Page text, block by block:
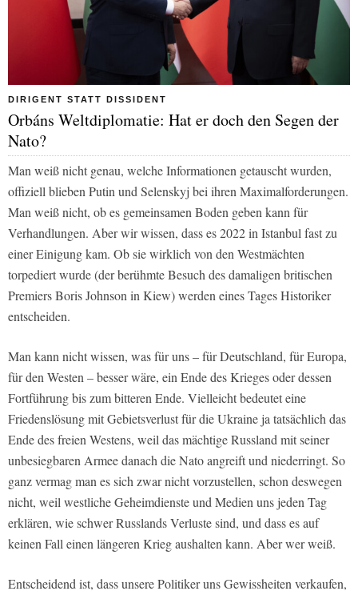
DIRIGENT STATT DISSIDENT
Orbáns Weltdiplomatie: Hat er doch den Segen der
Nato?
Man weiß nicht genau, welche Informationen getauscht wurden,
offiziell blieben Putin und Selenskyj bei ihren Maximalforderungen.
Man weiß nicht, ob es gemeinsamen Boden geben kann für
Verhandlungen. Aber wir wissen, dass es 2022 in Istanbul fast zu
einer Einigung kam. Ob sie wirklich von den Westmächten
torpediert wurde (der berühmte Besuch des damaligen britischen
Premiers Boris Johnson in Kiew) werden eines Tages Historiker
entscheiden.
Man kann nicht wissen, was für uns – für Deutschland, für Europa,
für den Westen – besser wäre, ein Ende des Krieges oder dessen
Fortführung bis zum bitteren Ende. Vielleicht bedeutet eine
Friedenslösung mit Gebietsverlust für die Ukraine ja tatsächlich das
Ende des freien Westens, weil das mächtige Russland mit seiner
unbesiegbaren Armee danach die Nato angreift und niederringt. So
ganz vermag man es sich zwar nicht vorzustellen, schon deswegen
nicht, weil westliche Geheimdienste und Medien uns jeden Tag
erklären, wie schwer Russlands Verluste sind, und dass es auf
keinen Fall einen längeren Krieg aushalten kann. Aber wer weiß.
Entscheidend ist, dass unsere Politiker uns Gewissheiten verkaufen,